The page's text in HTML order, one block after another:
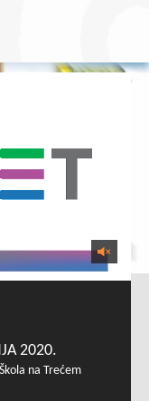
2020.
na Trećem